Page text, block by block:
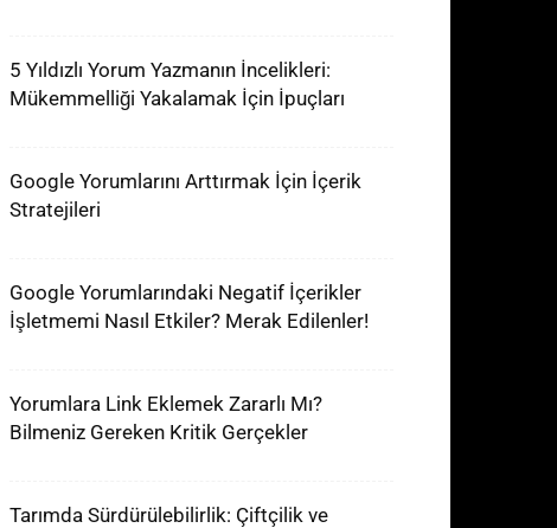
5 Yıldızlı Yorum Yazmanın İncelikleri:
Mükemmelliği Yakalamak İçin İpuçları
Google Yorumlarını Arttırmak İçin İçerik
Stratejileri
Google Yorumlarındaki Negatif İçerikler
İşletmemi Nasıl Etkiler? Merak Edilenler!
Yorumlara Link Eklemek Zararlı Mı?
Bilmeniz Gereken Kritik Gerçekler
Tarımda Sürdürülebilirlik: Çiftçilik ve